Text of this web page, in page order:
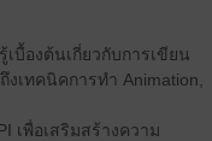
บื้องต้นเกี่ยวกับการเขียน
เทคนิคการทำ Animation,
เพื่อเสริมสร้างความ